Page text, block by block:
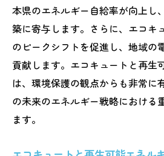
本県のエネルギー自給率が向上し
築に寄与します。さらに、エコキ
のピークシフトを促進し、地域の
貢献します。エコキュートと再生
は、環境保護の観点からも非常に
の未来のエネルギー戦略における
ます。